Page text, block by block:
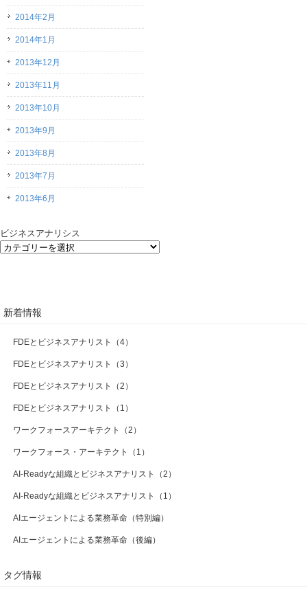
2014年2月
2014年1月
2013年12月
2013年11月
2013年10月
2013年9月
2013年8月
2013年7月
2013年6月
ビジネスアナリシス
新着情報
FDEとビジネスアナリスト（4）
FDEとビジネスアナリスト（3）
FDEとビジネスアナリスト（2）
FDEとビジネスアナリスト（1）
ワークフォースアーキテクト（2）
ワークフォース・アーキテクト（1）
AI-Readyな組織とビジネスアナリスト（2）
AI-Readyな組織とビジネスアナリスト（1）
AIエージェントによる業務革命（特別編）
AIエージェントによる業務革命（後編）
タグ情報